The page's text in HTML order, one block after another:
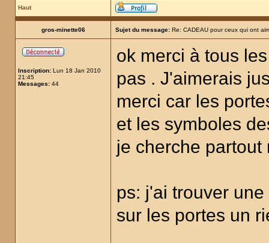
Haut
gros-minette06 Sujet du message: Re: CADEAU pour ceux qui ont
Inscription: Lun 18 Jan 2010
21:45
Messages: 44
ok merci à tous
pas . J'aimerais
merci car les
et les symboles
je cherche
ps: j'ai trouver
sur les portes un